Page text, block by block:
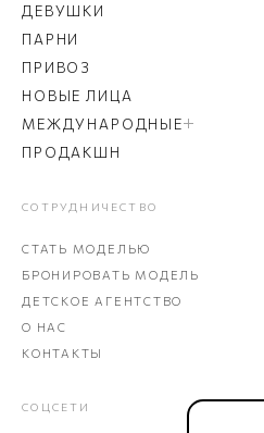
ДЕВУШКИ
ПАРНИ
ПРИВОЗ
НОВЫЕ ЛИЦА
МЕЖДУНАРОДНЫЕ
ПРОДАКШН
СОТРУДНИЧЕСТВО
СТАТЬ МОДЕЛЬЮ
БРОНИРОВАТЬ МОДЕЛЬ
ДЕТСКОЕ АГЕНТСТВО
О НАС
КОНТАКТЫ
СОЦСЕТИ